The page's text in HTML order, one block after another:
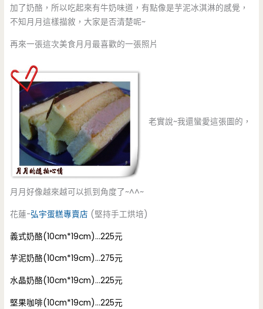
加了奶酪，所以吃起來有牛奶味道，有點像是芋泥冰淇淋的感覺，
不知月月這樣描敘，大家是否清楚呢~
再來一張這次美食月月最喜歡的一張照片
老實說~我還蠻愛這張圖的，
月月好像越來越可以抓到角度了~^^~
花蓮-弘宇蛋糕專賣店 (堅持手工烘培)
義式奶酪(10cm*19cm)…225元
芋泥奶酪(10cm*19cm)…275元
水晶奶酪(10cm*19cm)…225元
堅果咖啡(10cm*19cm)…225元